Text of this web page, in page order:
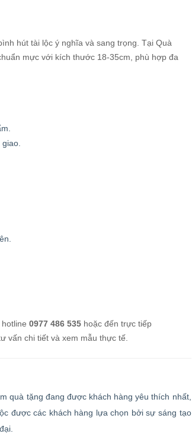
hút tài lộc ý nghĩa và sang trọng. Tại Quà
mực với kích thước 18-35cm, phù hợp đa
0977 486 535 hoặc đến trực tiếp
vấn chi tiết và xem mẫu thực tế.
quà tặng đang được khách hàng yêu thích nhất,
được các khách hàng lựa chọn bởi sự sáng tạo